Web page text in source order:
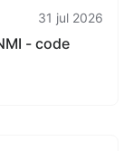
31 jul 2026
- code